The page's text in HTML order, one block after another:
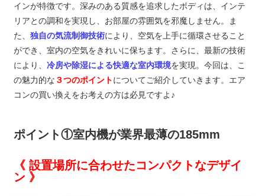
インが特徴です。深みのある質感を追求したボディは、インテ
リアとの調和を実現し、お部屋の雰囲気を邪魔しません。ま
た、独自の気流制御技術により、空気を上手に循環させること
ができ、室内の空気をきれいに保ちます。さらに、最新の技術
により、冷房や除湿による快適な室内環境を実現。今回は、こ
の魅力的な ３つのポイントについてご紹介していきます。エア
コンの買い換えをお考えの方は必見ですよ♪
ポイント①室内機が業界最薄の185mm
《 設置場所に合わせたコンパクトなデザイ
ン 》